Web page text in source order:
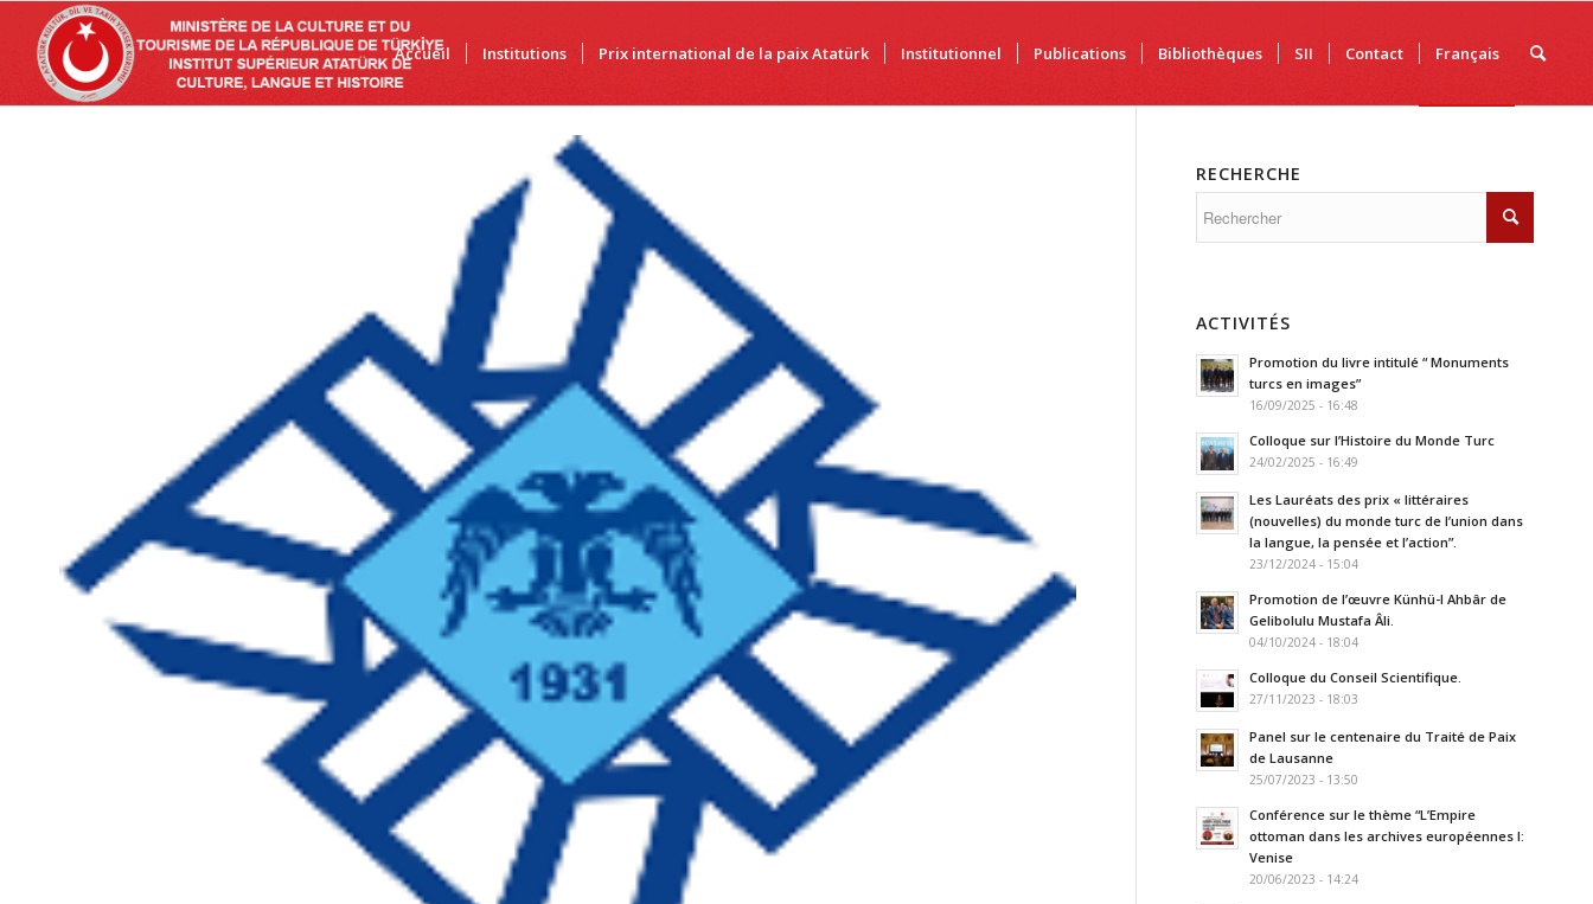
Accueil Institutions Prix international de la paix Atatürk Institutionnel Publications Bibliothèques SII Contact Français
RECHERCHE
ACTIVITÉS
Promotion du livre intitulé “ Monuments
turcs en images”
16/09/2025 - 16:48
Colloque sur l’Histoire du Monde Turc
24/02/2025 - 16:49
Les Lauréats des prix « littéraires
(nouvelles) du monde turc de l’union dans
la langue, la pensée et l’action”.
23/12/2024 - 15:04
Promotion de l’œuvre Künhü-l Ahbâr de
Gelibolulu Mustafa Âli.
04/10/2024 - 18:04
Colloque du Conseil Scientifique.
27/11/2023 - 18:03
Panel sur le centenaire du Traité de Paix
de Lausanne
25/07/2023 - 13:50
Conférence sur le thème “L’Empire
ottoman dans les archives européennes I:
Venise
20/06/2023 - 14:24